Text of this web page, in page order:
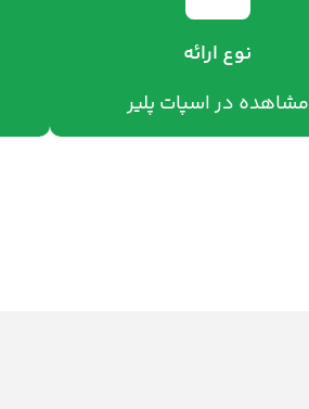
نوع ارائه
مشاهده در اسپات پلیر